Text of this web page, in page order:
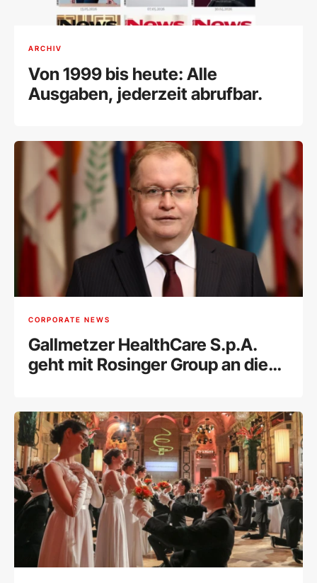
ARCHIV
Von 1999 bis heute: Alle
Ausgaben, jederzeit abrufbar.
CORPORATE NEWS
Gallmetzer HealthCare S.p.A.
geht mit Rosinger Group an die